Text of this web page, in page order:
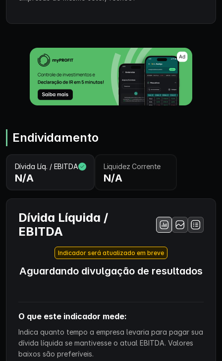
Endividamento
Dívida Líq. / EBITDA
N/A
Liquidez Corrente
N/A
Dívida Líquida /
EBITDA
Indicador será atualizado em breve
Aguardando divulgação de resultados
O que este indicador mede:
Indica quanto tempo a empresa levaria para pagar sua
dívida líquida se mantivesse o atual EBITDA. Valores
baixos são preferíveis.